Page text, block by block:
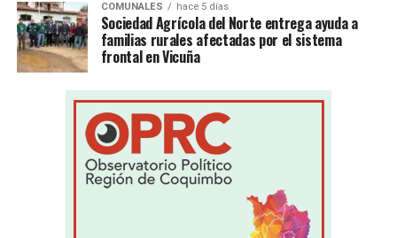
COMUNALES hace 5 días
Sociedad Agrícola del Norte entrega ayuda a
familias rurales afectadas por el sistema
frontal en Vicuña